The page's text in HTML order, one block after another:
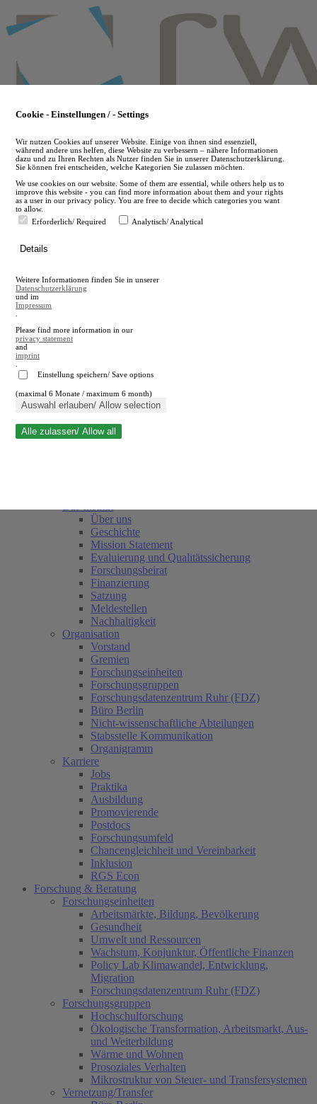
to
main
en
A
A
Suche schließen
Über uns
Geschichte
Mission Statement
Evaluierung und Qualitätssicherung
Forschungsbeirat
Finanzierung
Satzung
Meldestellen
Nachhaltigkeit
Organisation
Vorstand
Gremien
Forschungseinheiten
Forschungsgruppen
Forschungsdatenzentrum Ruhr (FDZ)
Büro Berlin
Nicht-wissenschaftliche Abteilungen
Stabsstelle Kommunikation
Organigramm
Karriere
Jobs
Praktika
Ausbildung
Promovierende
Postdocs
Forschungsumfeld
Chancengleichheit und Vereinbarkeit
Inklusion
RGS Econ
Forschung & Beratung
Forschungseinheiten
Arbeitsmärkte, Bildung, Bevölkerung
Gesundheit
Umwelt und Ressourcen
Wachstum, Konjunktur, Öffentliche Finanzen
Policy Lab Klimawandel, Entwicklung,
Migration
Forschungsdatenzentrum Ruhr (FDZ)
Forschungsgruppen
Hochschulforschung
Ökologische Transformation, Arbeitsmarkt, Aus-
und Weiterbildung
Wärme und Wohnen
Prosoziales Verhalten
Mikrostruktur von Steuer- und Transfersystemen
Vernetzung/Transfer
Cookie - Einstellungen / - Settings
Wir nutzen Cookies auf unserer Website. Einige von ihnen sind essenziell,
während andere uns helfen, diese Website zu verbessern – nähere Informationen
dazu und zu Ihren Rechten als Nutzer finden Sie in unserer Datenschutzerklärung.
Sie können frei entscheiden, welche Kategorien Sie zulassen möchten.
We use cookies on our website. Some of them are essential, while others help us to
improve this website - you can find more information about them and your rights
as a user in our privacy policy. You are free to decide which categories you want
to allow.
Erforderlich/ Required
Analytisch/ Analytical
Details
Weitere Informationen finden Sie in unserer
Datenschutzerklärung
und im
Impressum
Please find more information in our
privacy statement
and
imprint
Einstellung speichern/ Save options
(maximal 6 Monate / maximum 6 month)
Auswahl erlauben/ Allow selection
Alle zulassen/ Allow all